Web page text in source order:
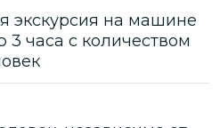
экскурсия на машине
3 часа с количеством